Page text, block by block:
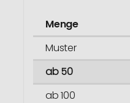
Menge
Muster
ab 50
ab 100